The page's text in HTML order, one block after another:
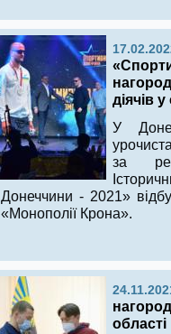
діячів
У
за
Донеччини - 2021»
«Монополії Крона».
області